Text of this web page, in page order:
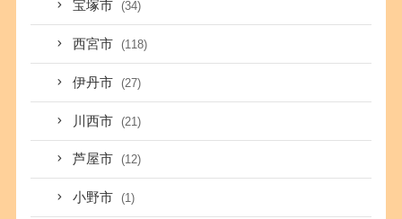
宝塚市 (34)
西宮市 (118)
伊丹市 (27)
川西市 (21)
芦屋市 (12)
小野市 (1)